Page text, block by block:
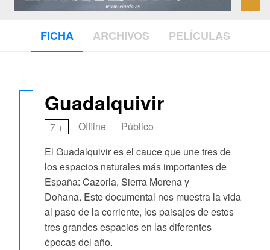
FICHA ARCHIVOS PELÍCULAS
Guadalquivir
7 + Offline
Público
El Guadalquivir es el cauce que une tres de
los espacios naturales más importantes de
España: Cazorla, Sierra Morena y
Doñana. Este documental nos muestra la vida
al paso de la corriente, los paisajes de estos
tres grandes espacios en las diferentes
épocas del año.